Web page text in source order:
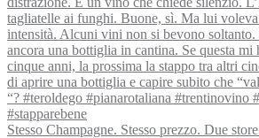
Stesso Champagne. Stesso prezzo. Due